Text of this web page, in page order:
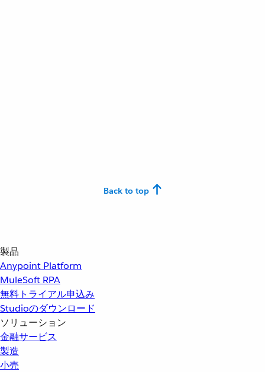
Back to top
製品
Anypoint Platform
MuleSoft RPA
無料トライアル申込み
Studioのダウンロード
ソリューション
金融サービス
製造
小売